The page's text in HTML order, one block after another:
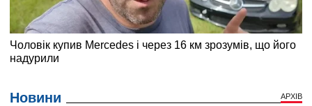
Новини АРХІВ